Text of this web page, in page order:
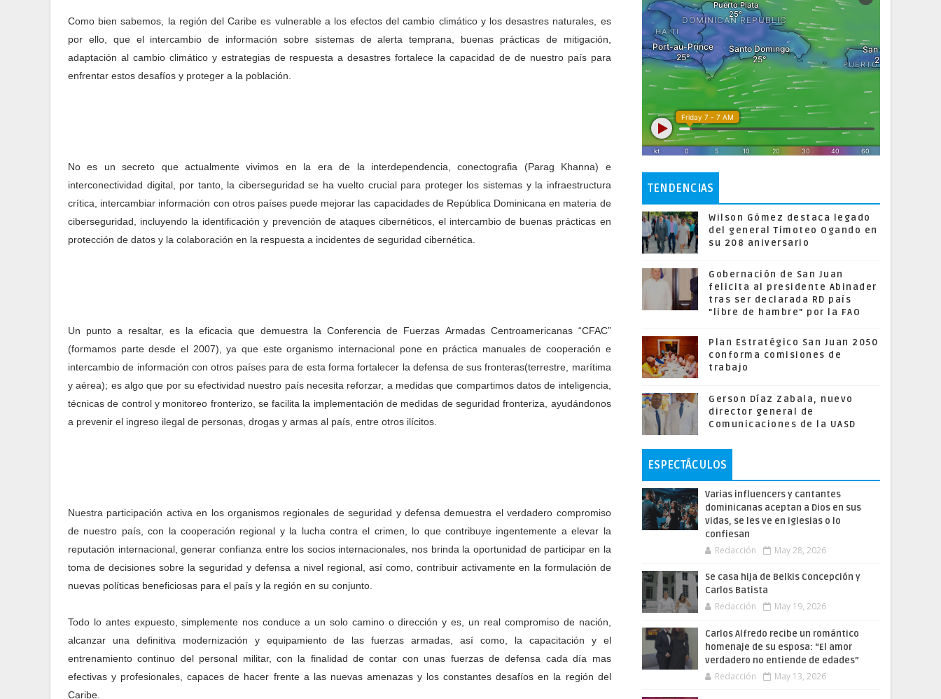
Como bien sabemos, la región del Caribe es vulnerable a los efectos del cambio climático y los desastres naturales, es
por ello, que el intercambio de información sobre sistemas de alerta temprana, buenas prácticas de mitigación,
adaptación al cambio climático y estrategias de respuesta a desastres fortalece la capacidad de de nuestro país para
enfrentar estos desafíos y proteger a la población.
No es un secreto que actualmente vivimos en la era de la interdependencia, conectografia (Parag Khanna) e
interconectividad digital, por tanto, la ciberseguridad se ha vuelto crucial para proteger los sistemas y la infraestructura
crítica, intercambiar información con otros países puede mejorar las capacidades de República Dominicana en materia de
ciberseguridad, incluyendo la identificación y prevención de ataques cibernéticos, el intercambio de buenas prácticas en
protección de datos y la colaboración en la respuesta a incidentes de seguridad cibernética.
Un punto a resaltar, es la eficacia que demuestra la Conferencia de Fuerzas Armadas Centroamericanas “CFAC”
(formamos parte desde el 2007), ya que este organismo internacional pone en práctica manuales de cooperación e
intercambio de información con otros países para de esta forma fortalecer la defensa de sus fronteras(terrestre, marítima
y aérea); es algo que por su efectividad nuestro país necesita reforzar, a medidas que compartimos datos de inteligencia,
técnicas de control y monitoreo fronterizo, se facilita la implementación de medidas de seguridad fronteriza, ayudándonos
a prevenir el ingreso ilegal de personas, drogas y armas al país, entre otros ilícitos.
Nuestra participación activa en los organismos regionales de seguridad y defensa demuestra el verdadero compromiso
de nuestro país, con la cooperación regional y la lucha contra el crimen, lo que contribuye ingentemente a elevar la
reputación internacional, generar confianza entre los socios internacionales, nos brinda la oportunidad de participar en la
toma de decisiones sobre la seguridad y defensa a nivel regional, así como, contribuir activamente en la formulación de
nuevas políticas beneficiosas para el país y la región en su conjunto.
Todo lo antes expuesto, simplemente nos conduce a un solo camino o dirección y es, un real compromiso de nación,
alcanzar una definitiva modernización y equipamiento de las fuerzas armadas, así como, la capacitación y el
entrenamiento continuo del personal militar, con la finalidad de contar con unas fuerzas de defensa cada día mas
efectivas y profesionales, capaces de hacer frente a las nuevas amenazas y los constantes desafíos en la región del
Caribe.
TENDENCIAS
Wilson Gómez destaca legado
del general Timoteo Ogando en
su 208 aniversario
Gobernación de San Juan
felicita al presidente Abinader
tras ser declarada RD país
"libre de hambre" por la FAO
Plan Estratégico San Juan 2050
conforma comisiones de
trabajo
Gerson Díaz Zabala, nuevo
director general de
Comunicaciones de la UASD
ESPECTÁCULOS
Varias influencers y cantantes
dominicanas aceptan a Dios en sus
vidas, se les ve en iglesias o lo
confiesan
Redacción May 28, 2026
Se casa hija de Belkis Concepción y
Carlos Batista
Redacción May 19, 2026
Carlos Alfredo recibe un romántico
homenaje de su esposa: “El amor
verdadero no entiende de edades”
Redacción May 13, 2026